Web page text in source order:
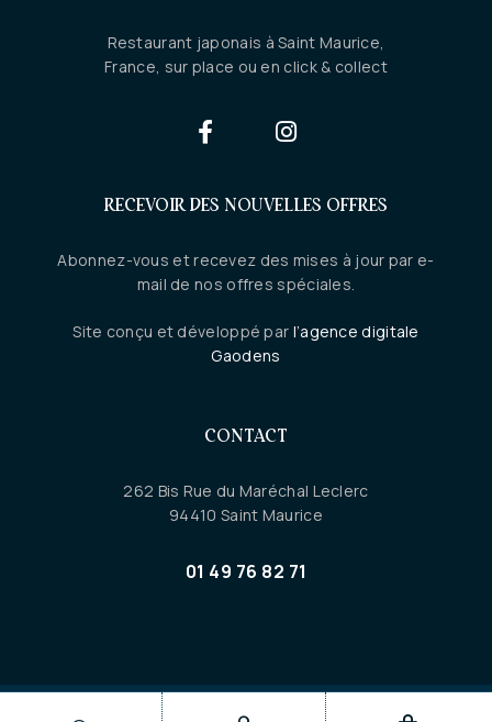
Restaurant japonais à Saint Maurice,
France, sur place ou en click & collect
RECEVOIR DES NOUVELLES OFFRES
Abonnez-vous et recevez des mises à jour par e-
mail de nos offres spéciales.
Site conçu et développé par l’agence digitale
Gaodens
CONTACT
262 Bis Rue du Maréchal Leclerc
94410 Saint Maurice
01 49 76 82 71